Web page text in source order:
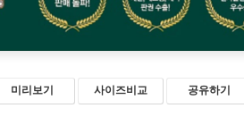
미리보기 사이즈비교 공유하기